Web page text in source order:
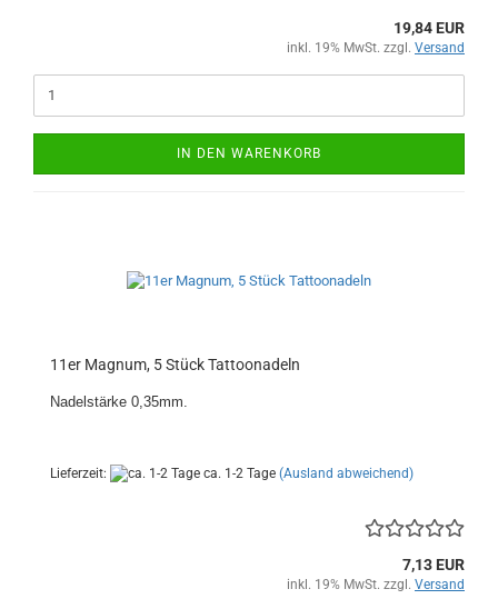
19,84 EUR
inkl. 19% MwSt. zzgl. Versand
IN DEN WARENKORB
11er Magnum, 5 Stück Tattoonadeln
Nadelstärke 0,35mm.
Lieferzeit: ca. 1-2 Tage (Ausland abweichend)
7,13 EUR
inkl. 19% MwSt. zzgl. Versand